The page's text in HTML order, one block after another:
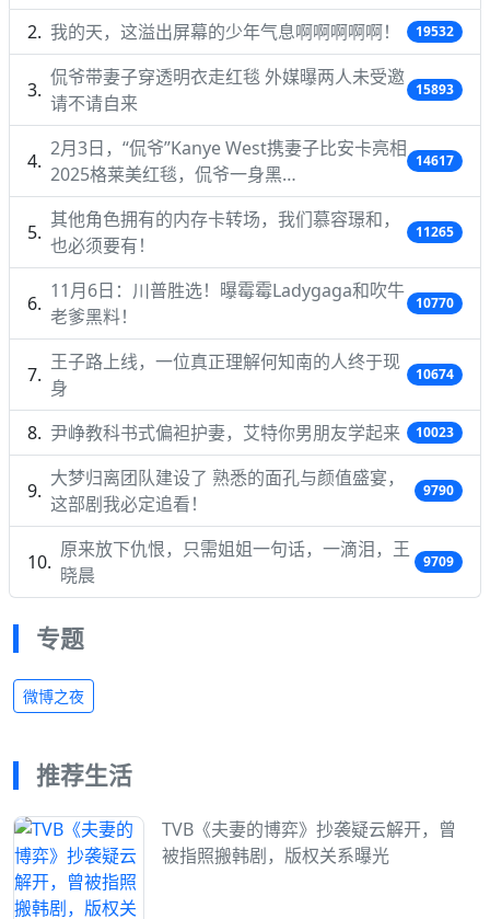
我的天，这溢出屏幕的少年气息啊啊啊啊啊！ 19532
侃爷带妻子穿透明衣走红毯 外媒曝两人未受邀
请不请自来
15893
2月3日，“侃爷”Kanye West携妻子比安卡亮相
2025格莱美红毯，侃爷一身黑…
14617
其他角色拥有的内存卡转场，我们慕容璟和，
也必须要有！
11265
11月6日：川普胜选！曝霉霉Ladygaga和吹牛
老爹黑料！
10770
王子路上线，一位真正理解何知南的人终于现
身
10674
尹峥教科书式偏袒护妻，艾特你男朋友学起来 10023
大梦归离团队建设了 熟悉的面孔与颜值盛宴，
这部剧我必定追看！
9790
原来放下仇恨，只需姐姐一句话，一滴泪，王
晓晨
9709
专题
微博之夜
推荐生活
TVB《夫妻的博弈》抄袭疑云解开，曾
被指照搬韩剧，版权关系曝光